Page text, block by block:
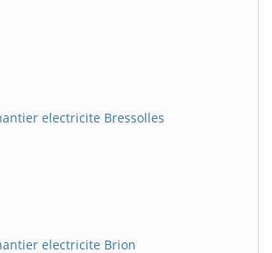
electricite Bressolles
electricite Brion